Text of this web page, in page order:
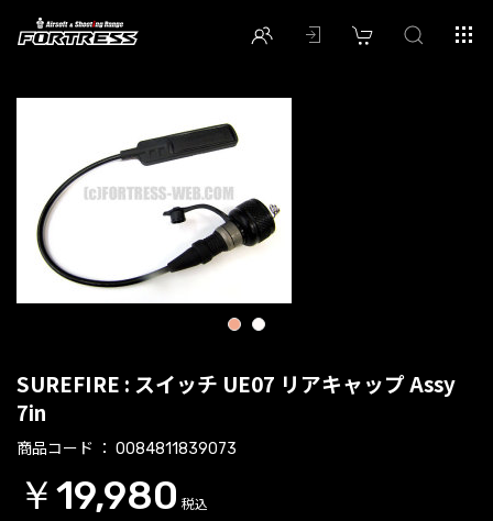
1 2
SUREFIRE : スイッチ UE07 リアキャップ Assy
7in
商品コード 0084811839073
￥19,980 税込